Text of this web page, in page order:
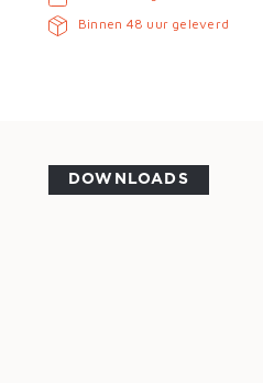
Binnen 48 uur geleverd
DOWNLOADS